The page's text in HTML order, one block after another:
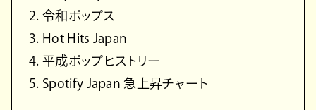
2. 令和ポップス
3. Hot Hits Japan
4. 平成ポップヒストリー
5. Spotify Japan 急上昇チャート